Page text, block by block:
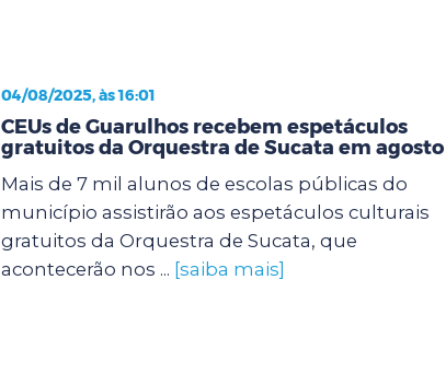
04/08/2025, às 16:01
CEUs de Guarulhos recebem espetáculos
gratuitos da Orquestra de Sucata em agosto
Mais de 7 mil alunos de escolas públicas do
município assistirão aos espetáculos culturais
gratuitos da Orquestra de Sucata, que
acontecerão nos ... [saiba mais]